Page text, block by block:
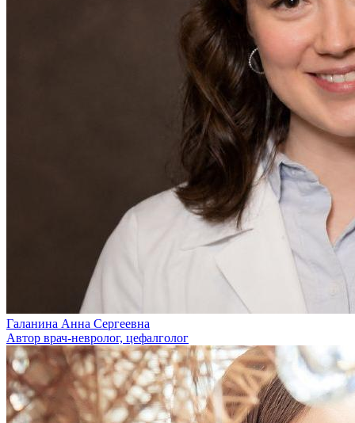
Галанина Анна Сергеевна
Автор врач-невролог, цефалголог